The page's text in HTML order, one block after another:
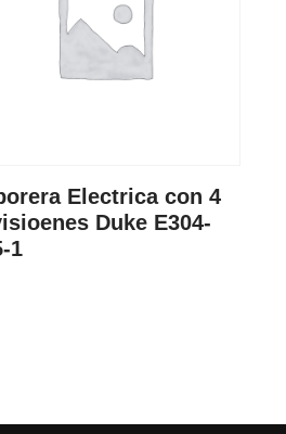
Electrica con 4
Duke E304-
1